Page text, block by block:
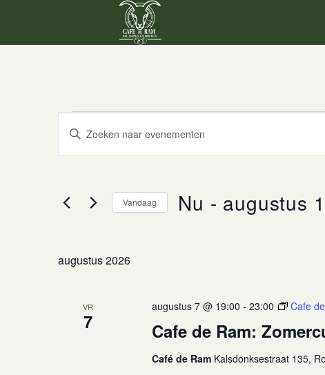
inhoud
EVENEMENTEN
EVENEMENTEN
ZOEKEN
WEERGEVEN
NAVIGATIE
Vul
voor
keyword.
Vandaag Nu - augustus
augustus 2026
VR
7 Cafe de Ram:
augustus 7 @ 19:00 - 23:00 Cafe
Café de Ram Kalsdonksestraat 135,